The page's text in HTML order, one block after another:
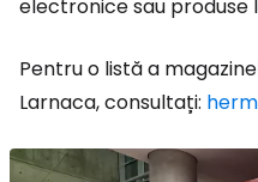
electronice sau produse
Pentru o listă a
Larnaca, consultați: